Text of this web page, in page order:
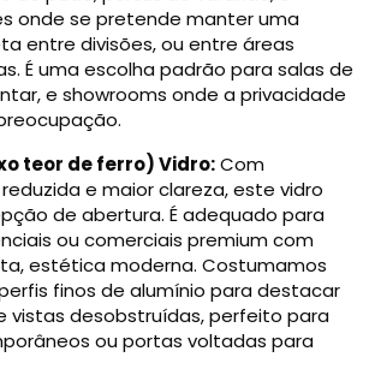
onde se pretende manter uma
entre divisões, ou entre áreas
É uma escolha padrão para salas de
e showrooms onde a privacidade
teor de ferro) Vidro:Com
e maior clareza, este vidro
de abertura. É adequado para
ou comerciais premium com
estética moderna. Costumamos
finos de alumínio para destacar
vistas desobstruídas, perfeito para
ou portas voltadas para